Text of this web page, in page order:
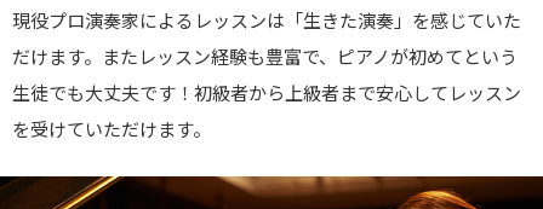
現役プロ演奏家によるレッスンは「生きた演奏」を感じていた
だけます。またレッスン経験も豊富で、ピアノが初めてという
生徒でも大丈夫です！初級者から上級者まで安心してレッスン
を受けていただけます。